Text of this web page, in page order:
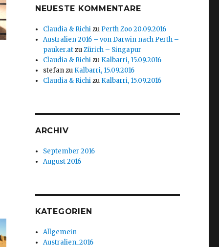
NEUESTE KOMMENTARE
Claudia & Richizu Perth Zoo 20.09.2016
Australien 2016 – von Darwin nach Perth –
pauker.atzuZürich – Singapur
Claudia & Richizu Kalbarri, 15.09.2016
stefanzu Kalbarri, 15.09.2016
Claudia & Richizu Kalbarri, 15.09.2016
ARCHIV
September 2016
August 2016
KATEGORIEN
Allgemein
Australien_2016